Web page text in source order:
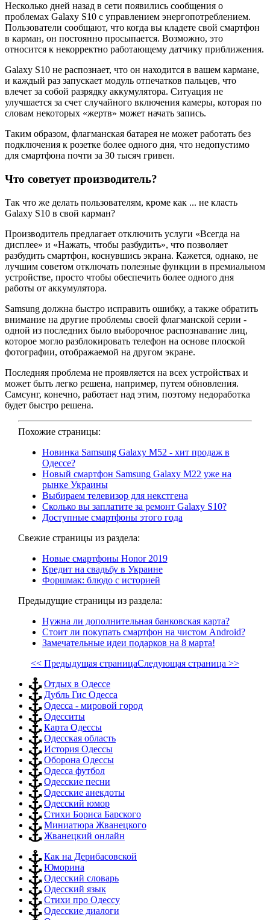
Несколько дней назад в сети появились сообщения о
проблемах Galaxy S10 с управлением энергопотреблением.
Пользователи сообщают, что когда вы кладете свой смартфон
в карман, он постоянно просыпается. Возможно, это
относится к некорректно работающему датчику приближения.
Galaxy S10 не распознает, что он находится в вашем кармане,
и каждый раз запускает модуль отпечатков пальцев, что
влечет за собой разрядку аккумулятора. Ситуация не
улучшается за счет случайного включения камеры, которая по
словам некоторых «жертв» может начать запись.
Таким образом, флагманская батарея не может работать без
подключения к розетке более одного дня, что недопустимо
для смартфона почти за 30 тысяч гривен.
Что советует производитель?
Так что же делать пользователям, кроме как ... не класть
Galaxy S10 в свой карман?
Производитель предлагает отключить услуги «Всегда на
дисплее» и «Нажать, чтобы разбудить», что позволяет
разбудить смартфон, коснувшись экрана. Кажется, однако, не
лучшим советом отключать полезные функции в премиальном
устройстве, просто чтобы обеспечить более одного дня
работы от аккумулятора.
Samsung должна быстро исправить ошибку, а также обратить
внимание на другие проблемы своей флагманской серии -
одной из последних было выборочное распознавание лиц,
которое могло разблокировать телефон на основе плоской
фотографии, отображаемой на другом экране.
Последняя проблема не проявляется на всех устройствах и
может быть легко решена, например, путем обновления.
Самсунг, конечно, работает над этим, поэтому недоработка
будет быстро решена.
Похожие страницы:
Новинка Samsung Galaxy M52 - хит продаж в
Одессе?
Новый смартфон Samsung Galaxy M22 уже на
рынке Украины
Выбираем телевизор для некстгена
Сколько вы заплатите за ремонт Galaxy S10?
Доступные смартфоны этого года
Свежие страницы из раздела:
Новые смартфоны Honor 2019
Кредит на свадьбу в Украине
Форшмак: блюдо с историей
Предыдущие страницы из раздела:
Нужна ли дополнительная банковская карта?
Стоит ли покупать смартфон на чистом Android?
Замечательные идеи подарков на 8 марта!
<< Предыдущая страницаСледующая страница >>
Отдых в Одессе
Дубль Гис Одесса
Одесса - мировой город
Одесситы
Карта Одессы
Одесская область
История Одессы
Оборона Одессы
Одесса футбол
Одесские песни
Одесские анекдоты
Одесский юмор
Стихи Бориса Барского
Миниатюра Жванецкого
Жванецкий онлайн
Как на Дерибасовской
Юморина
Одесский словарь
Одесский язык
Стихи про Одессу
Одесские диалоги